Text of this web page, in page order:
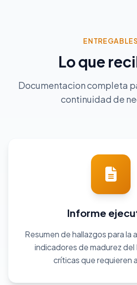
ENTREGABLES
Lo que
Documentacion completa
continuidad de
Informe
Resumen de hallazgos para la
indicadores de madurez del
críticas que requieren